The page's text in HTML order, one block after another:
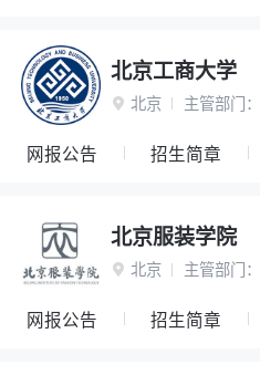
北京工商大学
 北京 主管部门：
网报公告 招生简章
北京服装学院
 北京 主管部门：
网报公告 招生简章